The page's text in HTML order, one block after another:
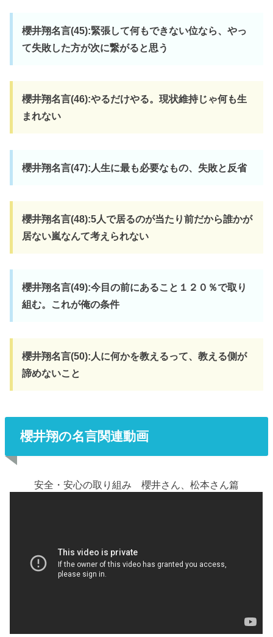
櫻井翔名言(45):緊張して何もできない位なら、やっ
て失敗した方が次に繋がると思う
櫻井翔名言(46):やるだけやる。現状維持じゃ何も生
まれない
櫻井翔名言(47):人生に最も必要なもの、失敗と反省
櫻井翔名言(48):5人で居るのが当たり前だから誰かが
居ない嵐なんて考えられない
櫻井翔名言(49):今目の前にあること１２０％で取り
組む。これが俺の条件
櫻井翔名言(50):人に何かを教えるって、教える側が
諦めないこと
櫻井翔の名言関連動画
安全・安心の取り組み 櫻井さん、松本さん篇